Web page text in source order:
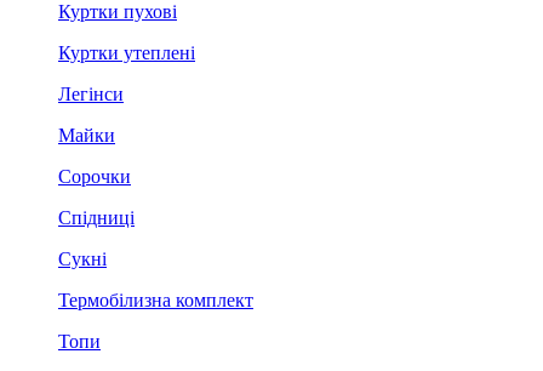
Куртки пухові
Куртки утеплені
Легінси
Майки
Сорочки
Спідниці
Сукні
Термобілизна комплект
Топи